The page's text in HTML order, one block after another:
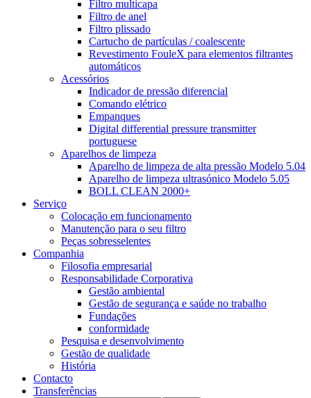
Filtro multicapa
Filtro de anel
Filtro plissado
Cartucho de partículas / coalescente
Revestimento FouleX para elementos filtrantes
automáticos
Acessórios
Indicador de pressão diferencial
Comando elétrico
Empanques
Digital differential pressure transmitter
portuguese
Aparelhos de limpeza
Aparelho de limpeza de alta pressão Modelo 5.04
Aparelho de limpeza ultrasónico Modelo 5.05
BOLL CLEAN 2000+
Serviço
Colocação em funcionamento
Manutenção para o seu filtro
Peças sobresselentes
Companhia
Filosofia empresarial
Responsabilidade Corporativa
Gestão ambiental
Gestão de segurança e saúde no trabalho
Fundações
conformidade
Pesquisa e desenvolvimento
Gestão de qualidade
História
Contacto
Transferências